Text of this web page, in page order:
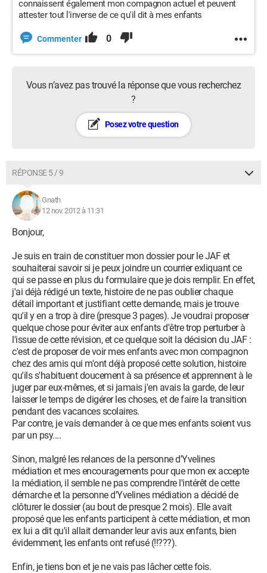
connaissent également mon compagnon actuel et peuvent
attester tout l'inverse de ce qu'il dit à mes enfants
Commenter 0
Vous n’avez pas trouvé la réponse que vous recherchez
?
Posez votre question
RÉPONSE 5 / 9
Gnath
12 nov. 2012 à 11:31
Bonjour,
Je suis en train de constituer mon dossier pour le JAF et
souhaiterai savoir si je peux joindre un courrier exliquant ce
qui se passe en plus du formulaire que je dois remplir. En effet,
j'ai déjà rédigé un texte, histoire de ne pas oublier chaque
détail important et justifiant cette demande, mais je trouve
qu'il y en a trop à dire (presque 3 pages). Je voudrai proposer
quelque chose pour éviter aux enfants d'être trop perturber à
l'issue de cette révision, et ce quelque soit la décision du JAF :
c'est de proposer de voir mes enfants avec mon compagnon
chez des amis qui m'ont déjà proposé cette solution, histoire
qu'ils s'habituent doucement à sa présence et apprennent à le
juger par eux-mêmes, et si jamais j'en avais la garde, de leur
laisser le temps de digérer les choses, et de faire la transition
pendant des vacances scolaires.
Par contre, je vais demander à ce que mes enfants soient vus
par un psy....
Sinon, malgré les relances de la personne d'Yvelines
médiation et mes encouragements pour que mon ex accepte
la médiation, il semble ne pas comprendre l'intérêt de cette
démarche et la personne d'Yvelines médiation a décidé de
clôturer le dossier (au bout de presque 2 mois). Elle avait
proposé que les enfants participent à cette médiation, et mon
ex lui a dit qu'il allait demander leur avis aux enfants, bien
évidemment, les enfants ont refusé (!!???).
Enfin, je tiens bon et je ne vais pas lâcher cette fois.